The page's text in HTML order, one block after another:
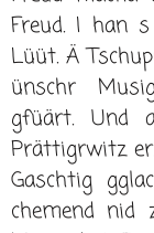
Freud. I han
Lüüt. Ä
ünschr
gfüärt. Und
Prättigrwitz
Gaschtig
chemend